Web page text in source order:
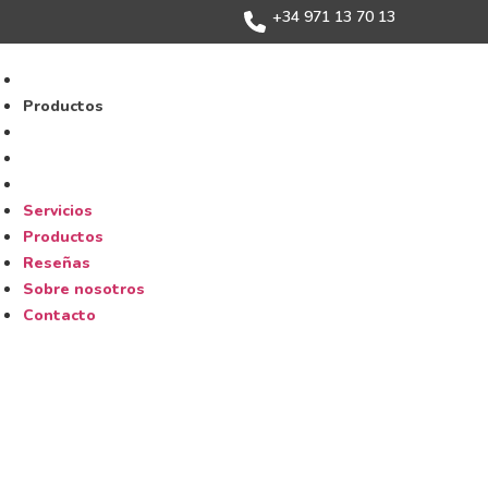
+34 971 13 70 13
Productos
Servicios
Productos
Reseñas
Sobre nosotros
Contacto